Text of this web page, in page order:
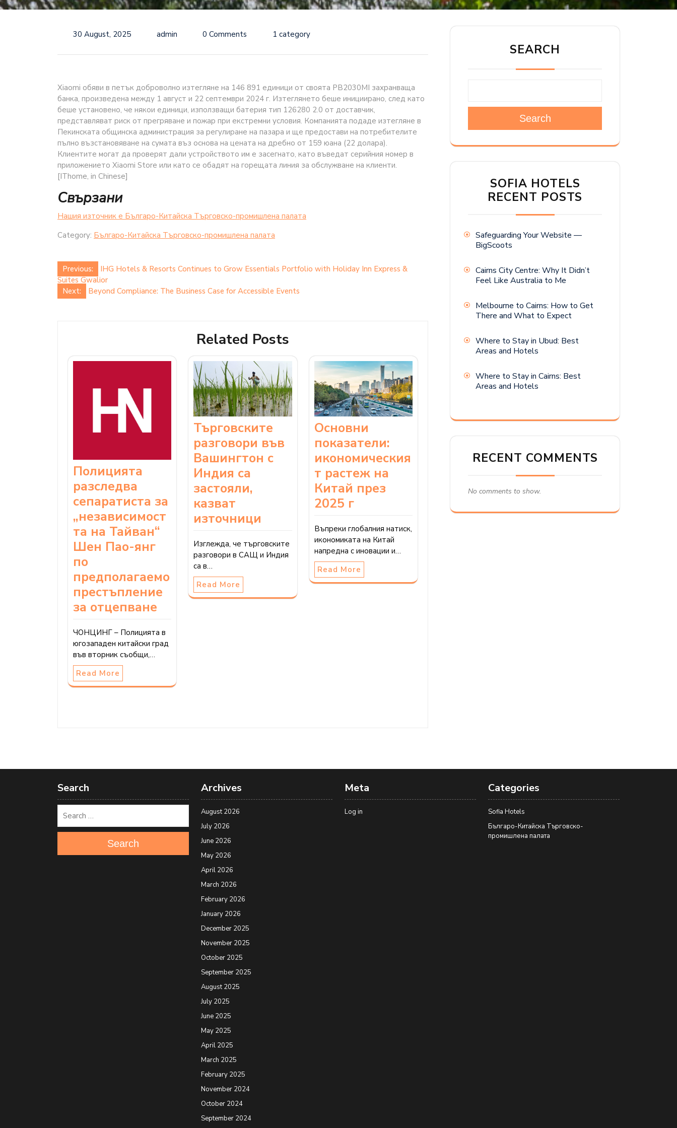
30 August, 2025 admin 0 Comments 1 category
Xiaomi обяви в петък доброволно изтегляне на 146 891 единици от своята PB2030MI захранваща
банка, произведена между 1 август и 22 септември 2024 г. Изтеглянето беше инициирано, след като
беше установено, че някои единици, използващи батерия тип 126280 2.0 от доставчик,
представляват риск от прегряване и пожар при екстремни условия. Компанията подаде изтегляне в
Пекинската общинска администрация за регулиране на пазара и ще предостави на потребителите
пълно възстановяване на сумата въз основа на цената на дребно от 159 юана (22 долара).
Клиентите могат да проверят дали устройството им е засегнато, като въведат серийния номер в
приложението Xiaomi Store или като се обадят на горещата линия за обслужване на клиенти.
[IThome, in Chinese]
Свързани
Нашия източник е Българо-Китайска Търговско-промишлена палaта
Category: Българо-Китайска Търговско-промишлена палaта
Post
navigation
Previous:
IHG Hotels & Resorts Continues to Grow Essentials Portfolio with Holiday Inn Express &
Suites Gwalior
Next:
Beyond Compliance: The Business Case for Accessible Events
Related Posts
Полицията
разследва
сепаратиста за
„независимост
та на Тайван“
Шен Пао-янг
по
предполагаемо
престъпление
за отцепване
ЧОНЦИНГ – Полицията в
югозападен китайски град
във вторник съобщи,…
Read More
Търговските
разговори във
Вашингтон с
Индия са
застояли,
казват
източници
Изглежда, че търговските
разговори в САЩ и Индия
са в…
Read More
Основни
показатели:
икономическия
т растеж на
Китай през
2025 г
Въпреки глобалния натиск,
икономиката на Китай
напредна с иновации и…
Read More
SEARCH
Search
SOFIA HOTELS
RECENT POSTS
Safeguarding Your Website —
BigScoots
Cairns City Centre: Why It Didn’t
Feel Like Australia to Me
Melbourne to Cairns: How to Get
There and What to Expect
Where to Stay in Ubud: Best
Areas and Hotels
Where to Stay in Cairns: Best
Areas and Hotels
RECENT COMMENTS
No comments to show.
Search
Search
Archives
August 2026
July 2026
June 2026
May 2026
April 2026
March 2026
February 2026
January 2026
December 2025
November 2025
October 2025
September 2025
August 2025
July 2025
June 2025
May 2025
April 2025
March 2025
February 2025
November 2024
October 2024
September 2024
Meta
Log in
Categories
Sofia Hotels
Българо-Китайска Търговско-
промишлена палaта